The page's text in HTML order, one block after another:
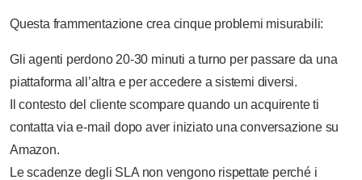
Questa frammentazione crea cinque problemi misurabili:
Gli agenti perdono 20-30 minuti a turno per passare da una
piattaforma all’altra e per accedere a sistemi diversi.
Il contesto del cliente scompare quando un acquirente ti
contatta via e-mail dopo aver iniziato una conversazione su
Amazon.
Le scadenze degli SLA non vengono rispettate perché i